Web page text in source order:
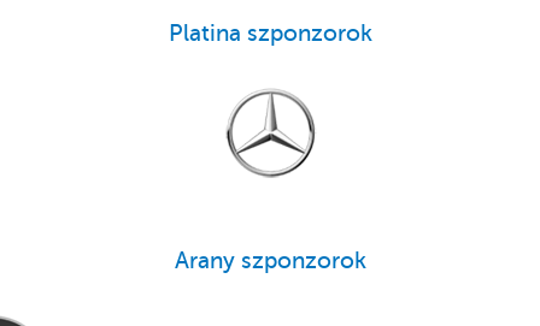
Platina szponzorok
Arany szponzorok